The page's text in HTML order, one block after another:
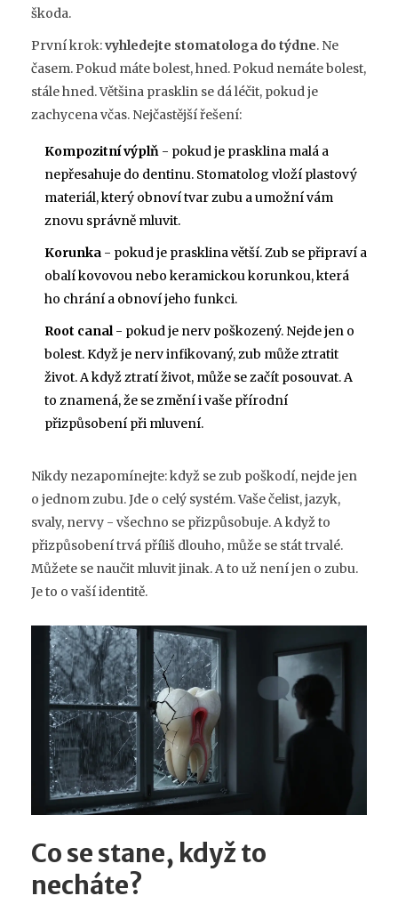
škoda.
První krok:vyhledejte stomatologa do týdne. Ne
časem. Pokud máte bolest, hned. Pokud nemáte bolest,
stále hned. Většina prasklin se dá léčit, pokud je
zachycena včas. Nejčastější řešení:
Kompozitní výplň - pokud je prasklina malá a
nepřesahuje do dentinu. Stomatolog vloží plastový
materiál, který obnoví tvar zubu a umožní vám
znovu správně mluvit.
Korunka - pokud je prasklina větší. Zub se připraví a
obalí kovovou nebo keramickou korunkou, která
ho chrání a obnoví jeho funkci.
Root canal- pokud je nerv poškozený. Nejde jen o
bolest. Když je nerv infikovaný, zub může ztratit
život. A když ztratí život, může se začít posouvat. A
to znamená, že se změní i vaše přírodní
přizpůsobení při mluvení.
Nikdy nezapomínejte: když se zub poškodí, nejde jen
o jednom zubu. Jde o celý systém. Vaše čelist, jazyk,
svaly, nervy - všechno se přizpůsobuje. A když to
přizpůsobení trvá příliš dlouho, může se stát trvalé.
Můžete se naučit mluvit jinak. A to už není jen o zubu.
Je to o vaší identitě.
Co se stane, když to
necháte?